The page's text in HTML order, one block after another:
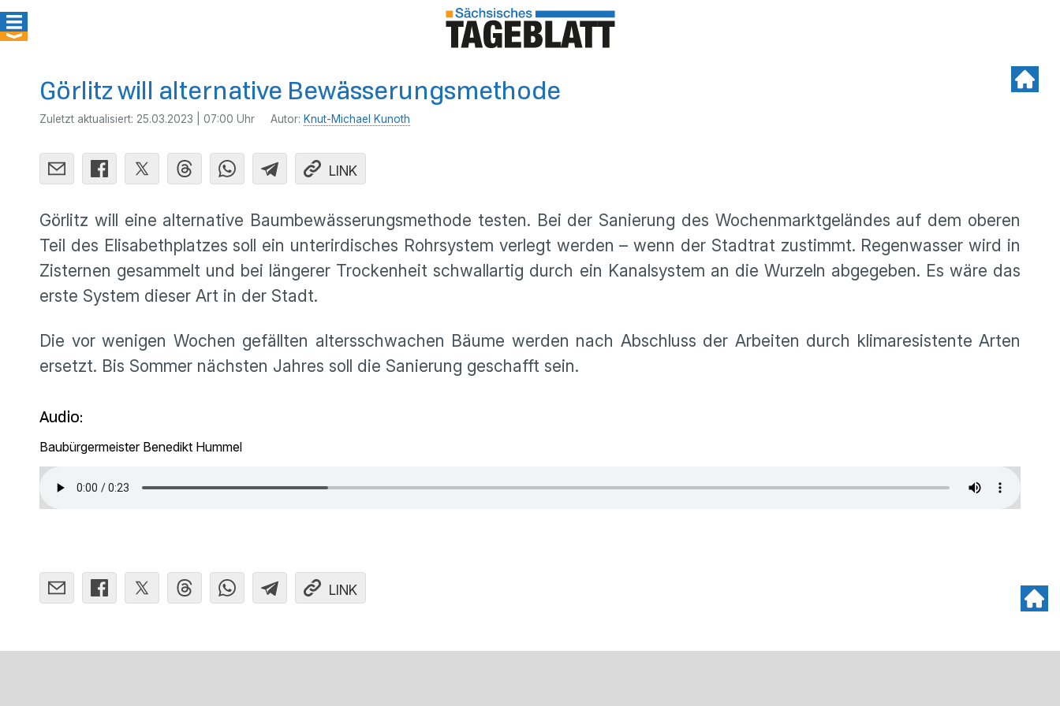
Görlitz will alternative Bewässerungsmethode
Zuletzt aktualisiert: 25.03.2023 | 07:00 Uhr Autor: Knut-Michael Kunoth
LINK
Görlitz will eine alternative Baumbewässerungsmethode testen. Bei der Sanierung des Wochenmarktgeländes auf dem oberen
Teil des Elisabethplatzes soll ein unterirdisches Rohrsystem verlegt werden – wenn der Stadtrat zustimmt. Regenwasser wird in
Zisternen gesammelt und bei längerer Trockenheit schwallartig durch ein Kanalsystem an die Wurzeln abgegeben. Es wäre das
erste System dieser Art in der Stadt.
Die vor wenigen Wochen gefällten altersschwachen Bäume werden nach Abschluss der Arbeiten durch klimaresistente Arten
ersetzt. Bis Sommer nächsten Jahres soll die Sanierung geschafft sein.
Audio:
Baubürgermeister Benedikt Hummel
LINK